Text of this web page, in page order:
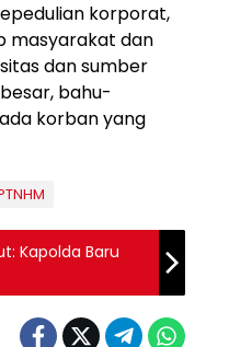
korporat,
masyarakat dan
dan sumber
bahu-
korban yang
Kapolda Baru